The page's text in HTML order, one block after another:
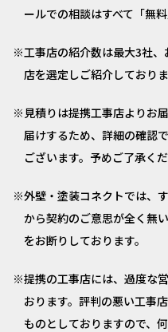
ールでの相談はすべて「無料
工事店の紹介数は最大3社
店を選定しご紹介しておりま
見積りは提携工事店よりお
届けするため、詳細の確認
ございます。予めご了承くだ
外壁・塗装コネクトでは、
から契約のご意思が全く無
をお断りしております。
提携の工事店には、過度な
おります。評判の悪い工事
ものとしておりますので、